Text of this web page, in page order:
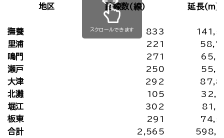
地区 路線数(線) 延長(m)
撫養 833
里浦
221
鳴門
271
瀬戸
250
大津
292
北灘
105
堀江
302
板東
291
合計
2,565
スクロールできます